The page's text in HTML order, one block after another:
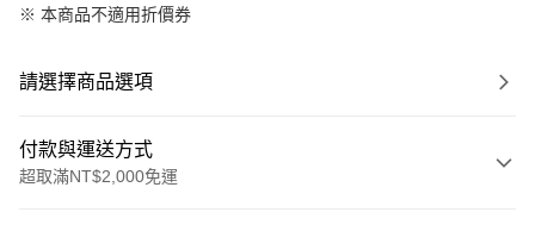
※ 本商品不適用折價券
請選擇商品選項
付款與運送方式
超取滿NT$2,000免運